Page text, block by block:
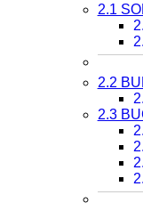
2.1
2.2
2.3